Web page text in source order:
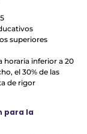
superiores
horaria inferior a 20
el 30% de las
de rigor
para la